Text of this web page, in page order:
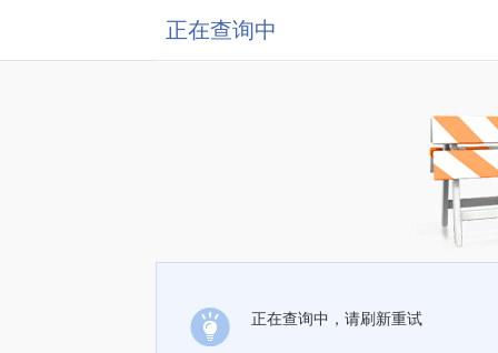
正在查询中
正在查询中，请刷新重试